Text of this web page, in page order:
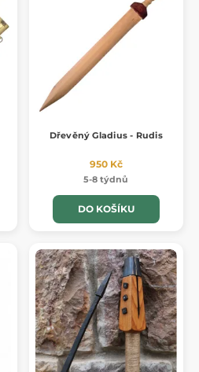
Dřevěný Gladius - Rudis
950 Kč
5-8 týdnů
DO KOŠÍKU